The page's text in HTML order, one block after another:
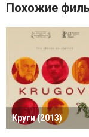
Похожие
Круги (2013)